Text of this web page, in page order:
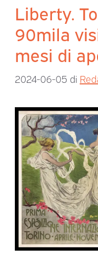
Liberty.
90mila
mesi di
2024-06-05 di